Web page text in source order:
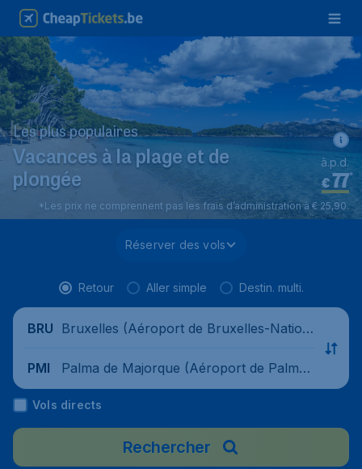
Les plus populaires
Vacances à la plage et de
plongée
€77*
à.p.d.
*Les prix ne comprennent pas les frais d’administration à € 25,90.
Réserver des vols
Retour Aller simple Destin. multi.
BRU Bruxelles (Aéroport de Bruxelles-Nation
PMI
Palma de Majorque (Aéroport de Palma
de Majorque), Espagne
Vols directs
Rechercher